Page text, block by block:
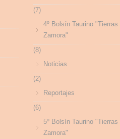
(7)
4º Bolsín Taurino "Tierras
Zamora"
(8)
Noticias
(2)
Reportajes
(6)
5º Bolsín Taurino "Tierras
Zamora"